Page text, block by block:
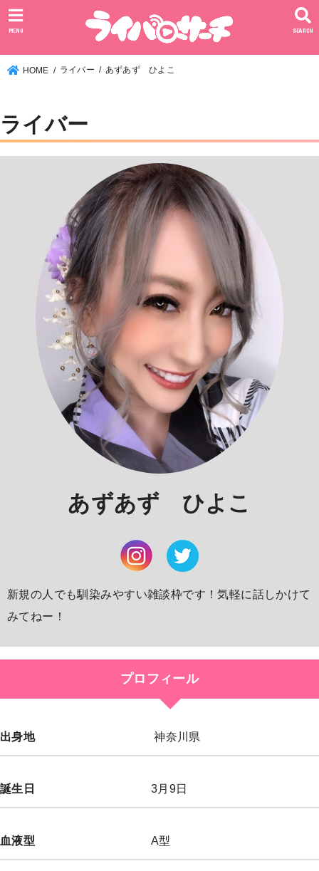
SEARCH
MENU
HOME ライバー あずあず ひよこ
ライバー
あずあず ひよこ
新規の人でも馴染みやすい雑談枠です！気軽に話しかけて
みてねー！
プロフィール
出身地 神奈川県
誕生日 3月9日
血液型 A型